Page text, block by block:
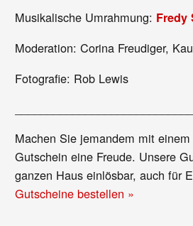
Musikalische Umrahmung: Fredy
Moderation: Corina Freudiger,
Fotografie: Rob Lewis
Machen Sie jemandem mit
Gutschein eine Freude. Unsere
ganzen Haus einlösbar, auch für
Gutscheine bestellen »